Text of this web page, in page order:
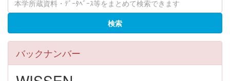
検索
バックナンバー